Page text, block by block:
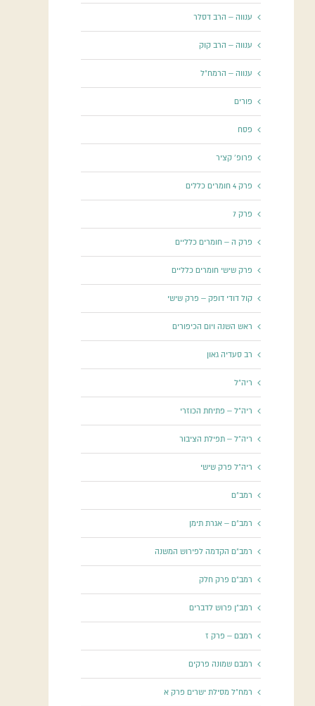
ענווה – הרב דסלר
ענווה – הרב קוק
ענווה – הרמח"ל
פורים
פסח
פרופ' קציר
פרק 4 חומרים כללים
פרק 7
פרק ה – חומרים כלליים
פרק שישי חומרים כלליים
קול דודי דופק – פרק שישי
ראש השנה ויום הכיפורים
רב סעדיה גאון
ריה"ל
ריה"ל – פתיחת הכוזרי
ריה"ל – תפילת הציבור
ריה"ל פרק שישי
רמב"ם
רמב"ם – אגרת תימן
רמב"ם הקדמה לפירוש המשנה
רמב"ם פרק חלק
רמב"ן פרוש לדברים
רמבם – פרק ז
רמבם שמונה פרקים
רמח"ל מסילת ישרים פרק א